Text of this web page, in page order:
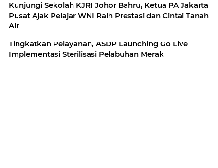
Kunjungi Sekolah KJRI Johor Bahru, Ketua PA Jakarta
Pusat Ajak Pelajar WNI Raih Prestasi dan Cintai Tanah
Air
Tingkatkan Pelayanan, ASDP Launching Go Live
Implementasi Sterilisasi Pelabuhan Merak